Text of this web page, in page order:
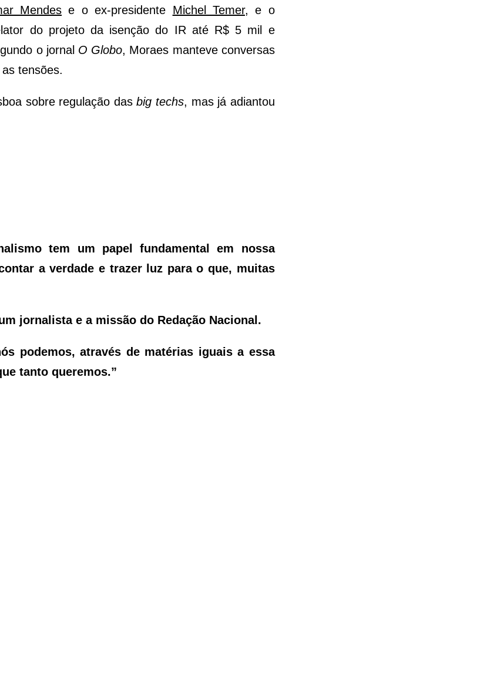
Mendes e o ex-presidente Michel Temer, e o
do projeto da isenção do IR até R$ 5 mil e
o jornal O Globo, Moraes manteve conversas
tensões.
sobre regulação dasbig techs, mas já adiantou
tem um papel fundamental em nossa
a verdade e trazer luz para o que, muitas
jornalista e a missão do Redação Nacional.
podemos, através de matérias iguais a essa
tanto queremos.”